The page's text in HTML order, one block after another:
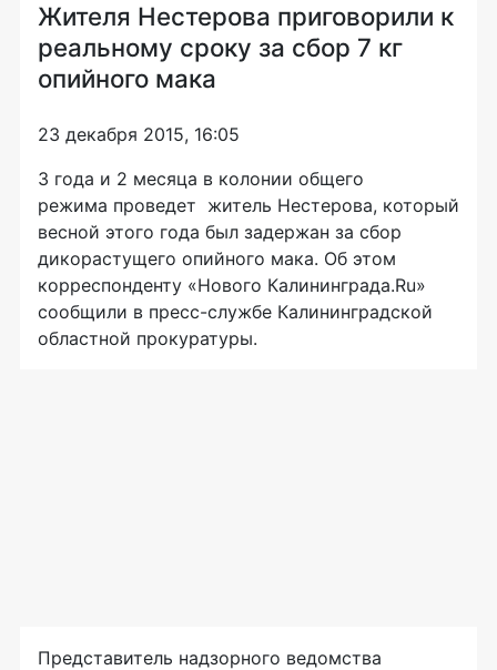
Жителя Нестерова приговорили к
реальному сроку за сбор 7 кг
опийного мака
23 декабря 2015, 16:05
3 года и 2 месяца в колонии общего
режима проведет житель Нестерова, который
весной этого года был задержан за сбор
дикорастущего опийного мака. Об этом
корреспонденту «Нового Калининграда.Ru»
сообщили в пресс-службе Калининградской
областной прокуратуры.
Представитель надзорного ведомства